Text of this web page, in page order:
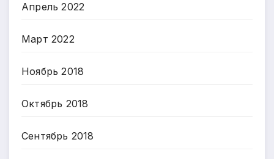
Апрель 2022
Март 2022
Ноябрь 2018
Октябрь 2018
Сентябрь 2018